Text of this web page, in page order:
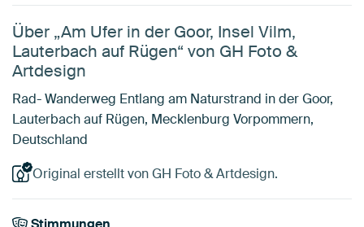
Über „Am Ufer in der Goor, Insel Vilm,
Lauterbach auf Rügen“ von GH Foto &
Artdesign
Rad- Wanderweg Entlang am Naturstrand in der Goor,
Lauterbach auf Rügen, Mecklenburg Vorpommern,
Deutschland
Original erstellt von GH Foto & Artdesign.